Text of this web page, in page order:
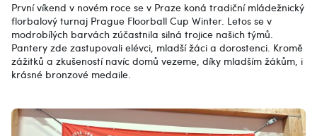
První víkend v novém roce se v Praze koná tradiční mládežnický
florbalový turnaj Prague Floorball Cup Winter. Letos se v
modrobílých barvách zúčastnila silná trojice našich týmů.
Pantery zde zastupovali elévci, mladší žáci a dorostenci. Kromě
zážitků a zkušeností navíc domů vezeme, díky mladším žákům, i
krásné bronzové medaile.